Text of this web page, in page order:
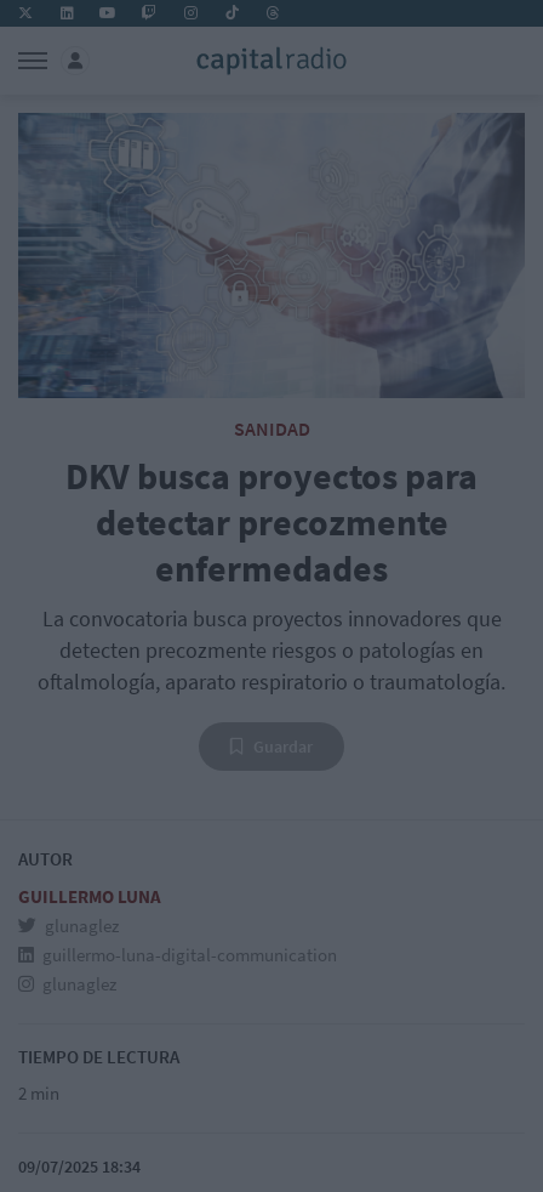
SANIDAD
DKV busca proyectos para
detectar precozmente
enfermedades
La convocatoria busca proyectos innovadores que
detecten precozmente riesgos o patologías en
oftalmología, aparato respiratorio o traumatología.
AUTOR
GUILLERMO LUNA
glunaglez
guillermo-luna-digital-communication
glunaglez
TIEMPO DE LECTURA
2 min
09/07/2025 18:34